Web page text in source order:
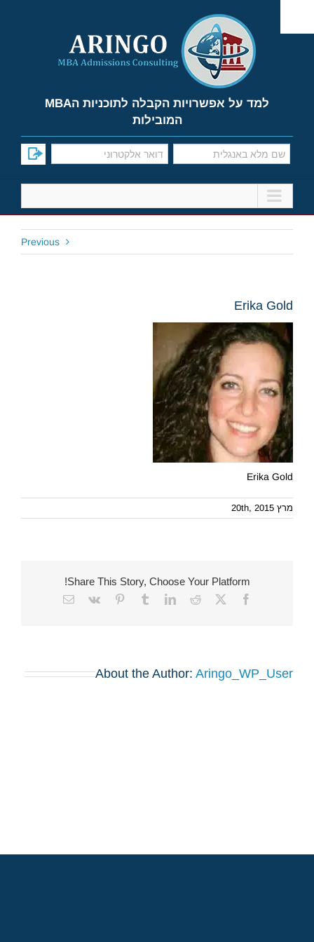
content
למד על אפשרויות הקבלה לתוכניות הMBA
המובילות
Previous
Erika Gold
Erika Gold
מרץ 20th, 2015
Share This Story, Choose Your Platform!
Facebook
X
Reddit
LinkedIn
Tumblr
Pinterest
Vk
Email
About the Author: Aringo_WP_User